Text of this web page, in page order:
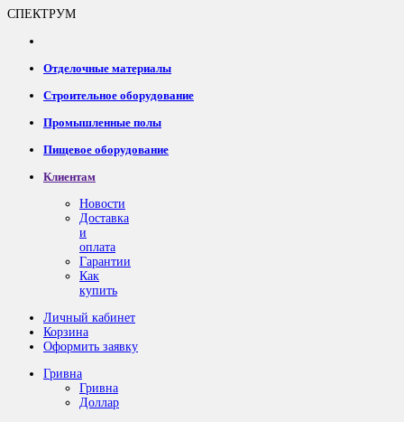
СПЕКТРУМ
Отделочные материалы
Строительное оборудование
Промышленные полы
Пищевое оборудование
Клиентам
Новости
Доставка
и
оплата
Гарантии
Как
купить
Личный кабинет
Корзина
Оформить заявку
Гривна
Гривна
Доллар